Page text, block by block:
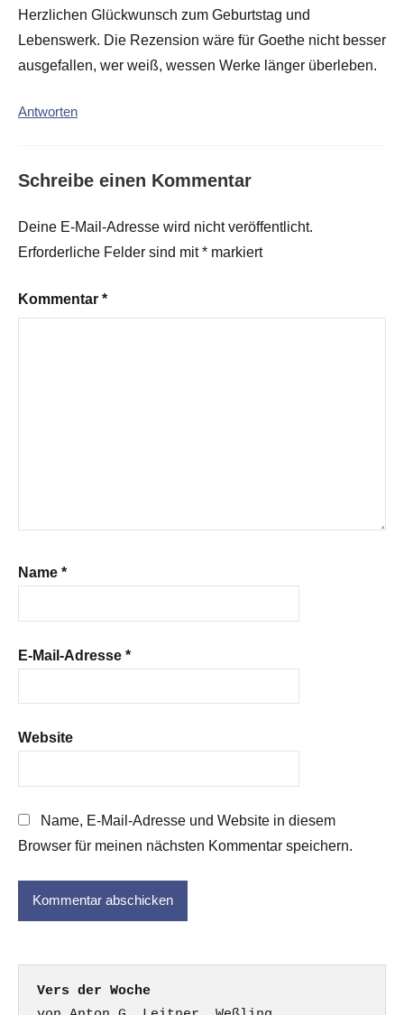
Herzlichen Glückwunsch zum Geburtstag und
Lebenswerk. Die Rezension wäre für Goethe nicht besser
ausgefallen, wer weiß, wessen Werke länger überleben.
Antworten
Schreibe einen Kommentar
Deine E-Mail-Adresse wird nicht veröffentlicht.
Erforderliche Felder sind mit* markiert
Kommentar *
Name *
E-Mail-Adresse *
Website
Name, E-Mail-Adresse und Website in diesem
Browser für meinen nächsten Kommentar speichern.
Vers der Woche